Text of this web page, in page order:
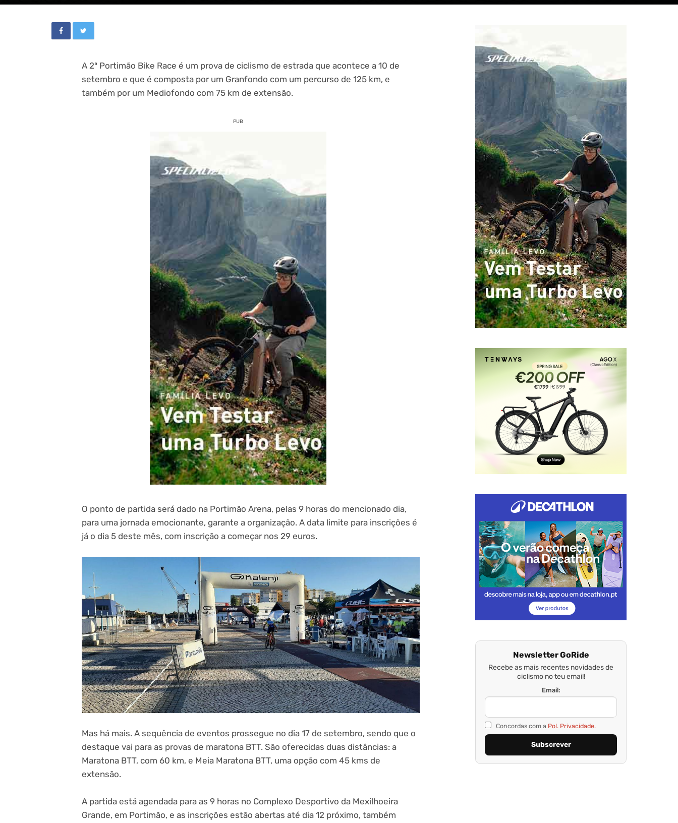
A 2ª Portimão Bike Race é um prova de ciclismo de estrada que acontece a 10 de
setembro e que é composta por um Granfondo com um percurso de 125 km, e
também por um Mediofondo com 75 km de extensão.
PUB
O ponto de partida será dado na Portimão Arena, pelas 9 horas do mencionado dia,
para uma jornada emocionante, garante a organização. A data limite para inscrições é
já o dia 5 deste mês, com inscrição a começar nos 29 euros.
Mas há mais. A sequência de eventos prossegue no dia 17 de setembro, sendo que o
destaque vai para as provas de maratona BTT. São oferecidas duas distâncias: a
Maratona BTT, com 60 km, e Meia Maratona BTT, uma opção com 45 kms de
extensão.
A partida está agendada para as 9 horas no Complexo Desportivo da Mexilhoeira
Grande, em Portimão, e as inscrições estão abertas até dia 12 próximo, também
Newsletter GoRide
Recebe as mais recentes novidades de
ciclismo no teu email!
Email:
Concordas com a Pol. Privacidade.